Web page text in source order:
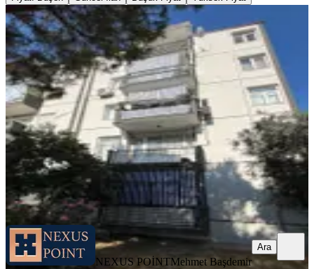
MANZARALI
Nexus Point'ten Bahçelievler'de 3+1
Kiralık Daire
Merkezefendi, Bahçelievler Mahallesi
3+1·140 m²·4. Kat·01.08.2026
20.000 ₺
NEXUS POİNT Mehmet Başdemir
Ara
NEXUS POİNTMehmet Başdemir
Ara